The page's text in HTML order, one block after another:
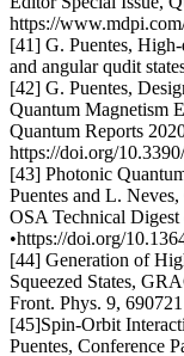
https://
[41] G. Puentes,
and angular qudit
[42] G. Puentes,
Quantum Magnetism
Quantum Reports
https://doi.org/
[43] Photonic
Puentes and L.
OSA Technical
•https://doi.org/
[44] Generation of
Squeezed States,
Front. Phys. 9,
[45]Spin-Orbit
Puentes, Conference